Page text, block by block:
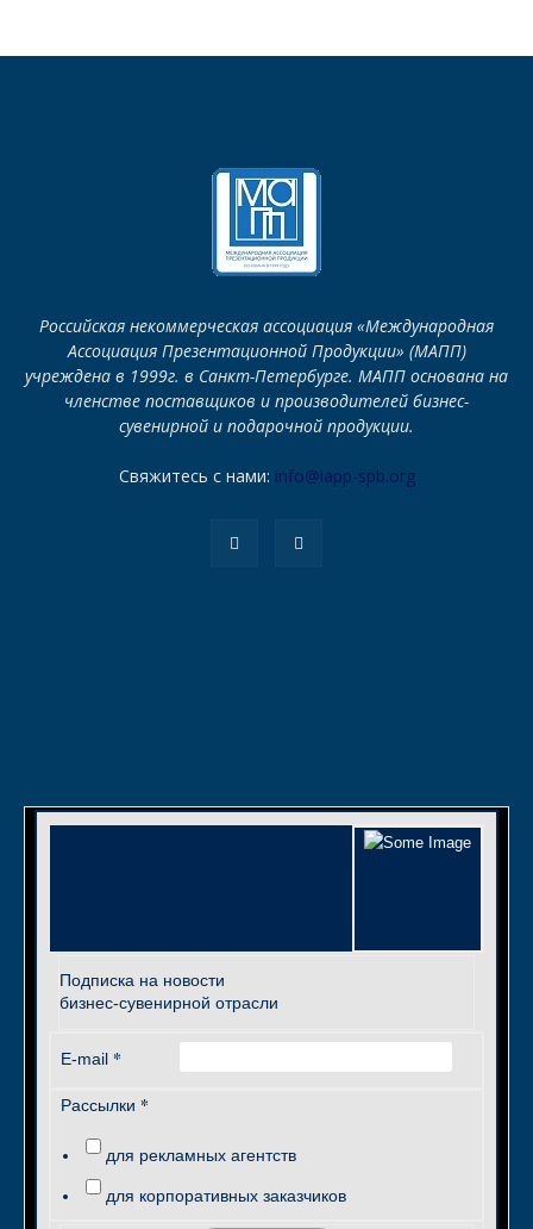
Российская некоммерческая ассоциация «Международная
Ассоциация Презентационной Продукции» (МАПП)
учреждена в 1999г. в Санкт-Петербурге. МАПП основана на
членстве поставщиков и производителей бизнес-
сувенирной и подарочной продукции.
Свяжитесь с нами: info@iapp-spb.org
Подписка на новости
бизнес-сувенирной отрасли
E-mail *
Рассылки *
для рекламных агентств
для корпоративных заказчиков